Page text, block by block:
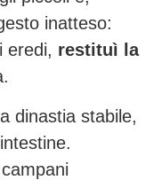
inatteso:
eredi, restituì la
dinastia stabile,